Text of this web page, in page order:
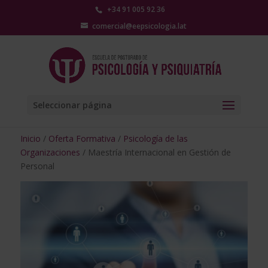
+34 91 005 92 36
comercial@eepsicologia.lat
Seleccionar página
Inicio / Oferta Formativa / Psicología de las
Organizaciones / Maestría Internacional en Gestión de
Personal